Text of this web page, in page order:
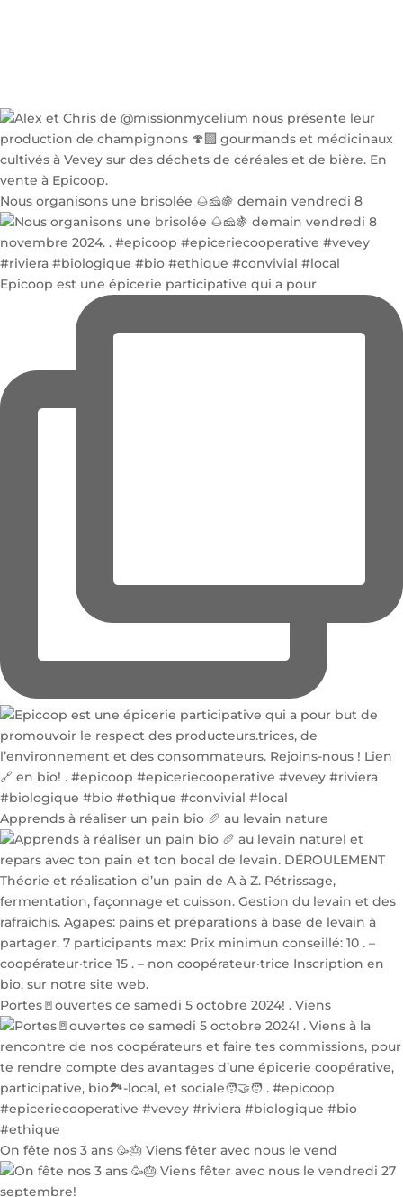
Nous organisons une brisolée 🌰🧀🍇 demain vendredi 8
Epicoop est une épicerie participative qui a pour
Apprends à réaliser un pain bio 🥖 au levain nature
Portes🚪ouvertes ce samedi 5 octobre 2024! . Viens
On fête nos 3 ans 🥳🎂 Viens fêter avec nous le vend